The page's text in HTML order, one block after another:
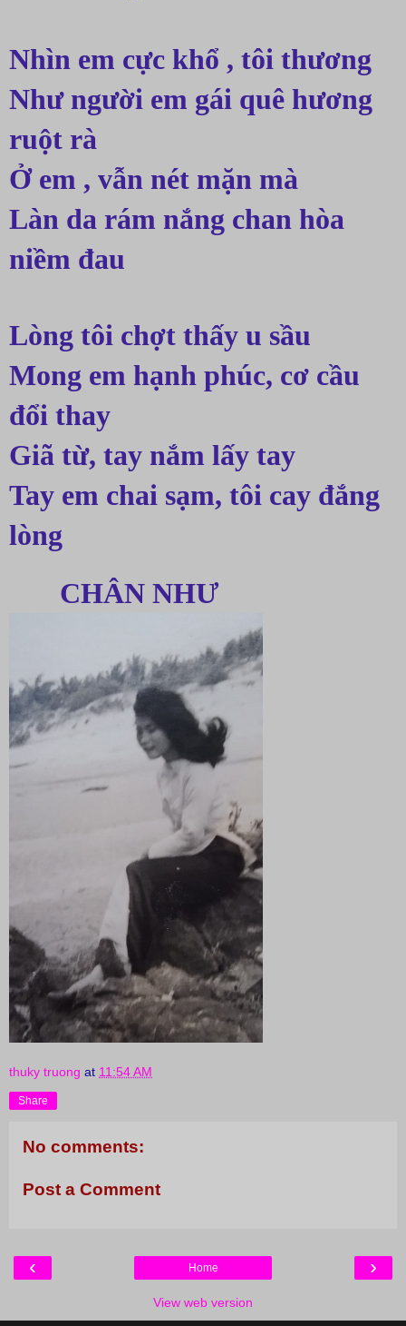
Nhìn em cực khổ , tôi thương
Như người em gái quê hương
ruột rà
Ở em , vẫn nét mặn mà
Làn da rám nắng chan hòa
niềm đau
Lòng tôi chợt thấy u sầu
Mong em hạnh phúc, cơ cầu
đổi thay
Giã từ, tay nắm lấy tay
Tay em chai sạm, tôi cay đắng
lòng
CHÂN NHƯ
thuky truong at 11:54 AM
Share
No comments:
Post a Comment
‹ ›
Home
View web version